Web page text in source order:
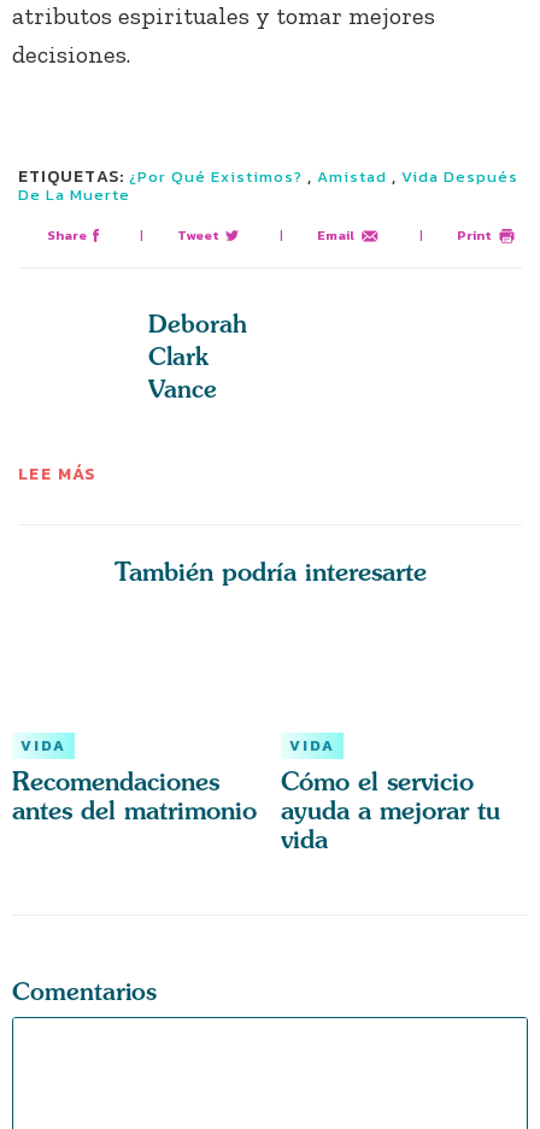
atributos espirituales y tomar mejores
decisiones.
ETIQUETAS: ¿Por Qué Existimos? ,Amistad ,Vida Después
De La Muerte
Share | Tweet | Email | Print
Deborah
Clark
Vance
LEE MÁS
También podría interesarte
VIDA
Recomendaciones
antes del matrimonio
VIDA
Cómo el servicio
ayuda a mejorar tu
vida
Comentarios